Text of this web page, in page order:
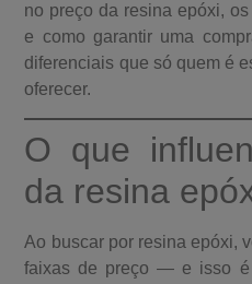
no preço da resina epóxi,
e como garantir uma
diferenciais que só quem é
oferecer.
O que
da resina
Ao buscar por resina epóxi,
faixas de preço — e isso é